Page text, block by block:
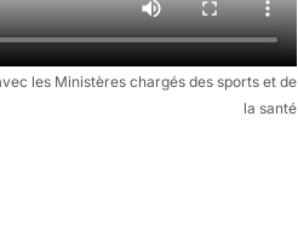
les Ministères chargés des sports et de
la santé